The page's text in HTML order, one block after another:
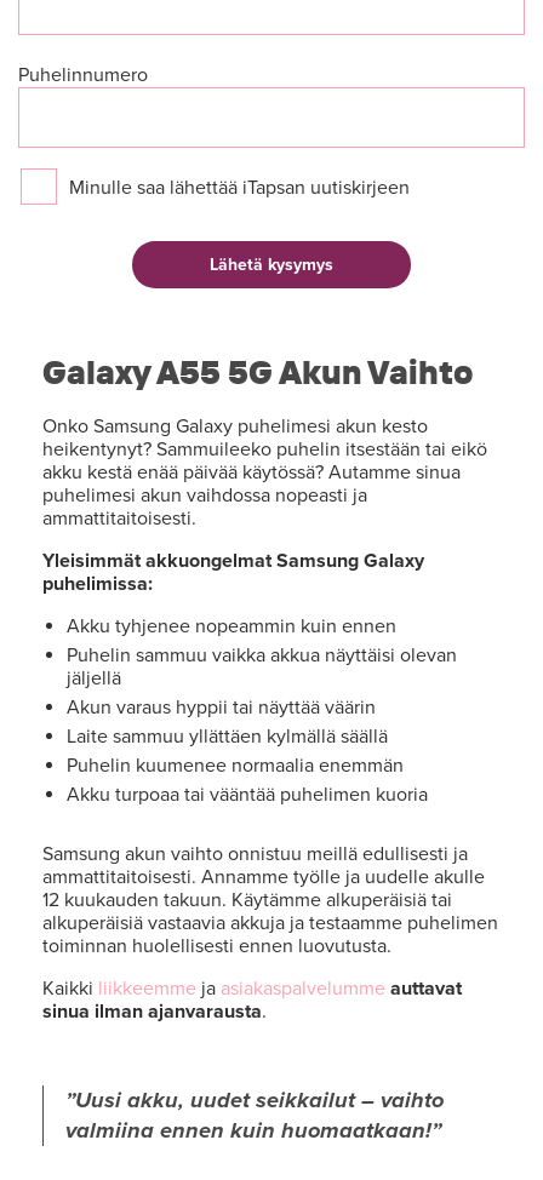
Puhelinnumero
Minulle saa lähettää iTapsan uutiskirjeen
Galaxy A55 5G Akun Vaihto
Onko Samsung Galaxy puhelimesi akun kesto
heikentynyt? Sammuileeko puhelin itsestään tai eikö
akku kestä enää päivää käytössä? Autamme sinua
puhelimesi akun vaihdossa nopeasti ja
ammattitaitoisesti.
Yleisimmät akkuongelmat Samsung Galaxy
puhelimissa:
Akku tyhjenee nopeammin kuin ennen
Puhelin sammuu vaikka akkua näyttäisi olevan
jäljellä
Akun varaus hyppii tai näyttää väärin
Laite sammuu yllättäen kylmällä säällä
Puhelin kuumenee normaalia enemmän
Akku turpoaa tai vääntää puhelimen kuoria
Samsung akun vaihto onnistuu meillä edullisesti ja
ammattitaitoisesti. Annamme työlle ja uudelle akulle
12 kuukauden takuun. Käytämme alkuperäisiä tai
alkuperäisiä vastaavia akkuja ja testaamme puhelimen
toiminnan huolellisesti ennen luovutusta.
Kaikki liikkeemme ja asiakaspalvelumme auttavat
sinua ilman ajanvarausta.
Uusi akku, uudet seikkailut – vaihto
valmiina ennen kuin huomaatkaan!